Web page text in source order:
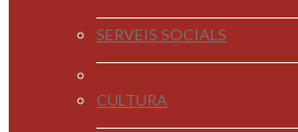
SERVEIS SOCIALS
CULTURA